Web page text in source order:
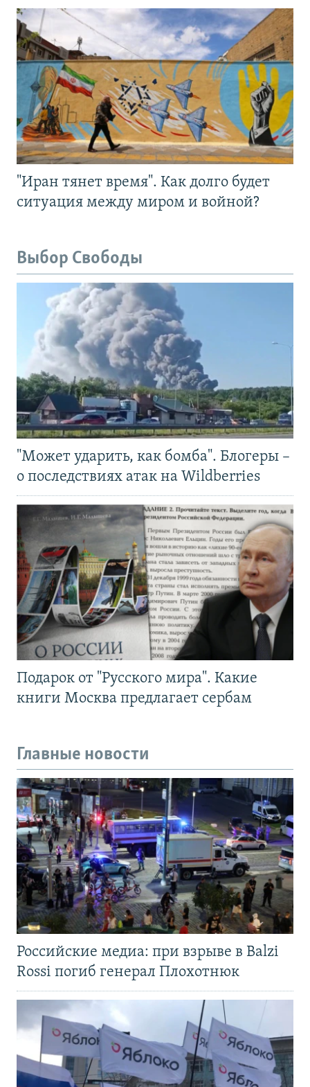
"Иран тянет время". Как долго будет
ситуация между миром и войной?
Выбор Свободы
"Может ударить, как бомба". Блогеры –
о последствиях атак на Wildberries
Подарок от "Русского мира". Какие
книги Москва предлагает сербам
Главные новости
Российские медиа: при взрыве в Balzi
Rossi погиб генерал Плохотнюк